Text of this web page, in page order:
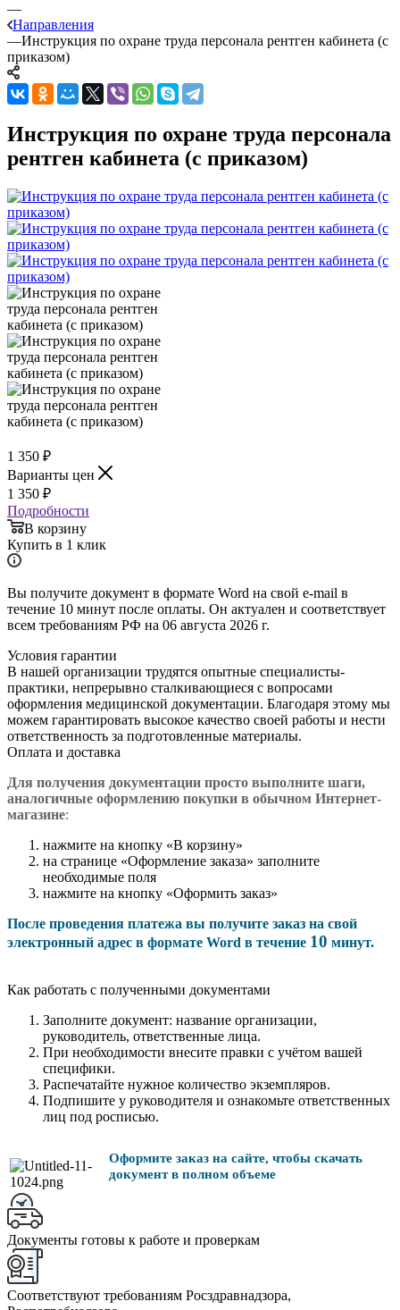
—
Направления
—Инструкция по охране труда персонала рентген кабинета (с
приказом)
Инструкция по охране труда персонала
рентген кабинета (с приказом)
1 350 ₽
Варианты цен
1 350 ₽
Подробности
В корзину
Купить в 1 клик
Вы получите документ в формате Word на свой e-mail в
течение 10 минут после оплаты. Он актуален и соответствует
всем требованиям РФ на 06 августа 2026 г.
Условия гарантии
В нашей организации трудятся опытные специалисты-
практики, непрерывно сталкивающиеся с вопросами
оформления медицинской документации. Благодаря этому мы
можем гарантировать высокое качество своей работы и нести
ответственность за подготовленные материалы.
Оплата и доставка
Для получения документации просто выполните шаги,
аналогичные оформлению покупки в обычном Интернет-
магазине:
нажмите на кнопку «В корзину»
на странице «Оформление заказа» заполните
необходимые поля
нажмите на кнопку «Оформить заказ»
После проведения платежа вы получите заказ на свой
электронный адрес в формате Word в течение 10 минут.
Как работать с полученными документами
Заполните документ: название организации,
руководитель, ответственные лица.
При необходимости внесите правки с учётом вашей
специфики.
Распечатайте нужное количество экземпляров.
Подпишите у руководителя и ознакомьте ответственных
лиц под росписью.
Оформите заказ на сайте, чтобы скачать
документ в полном объеме
Документы готовы к работе и проверкам
Соответствуют требованиям Росздравнадзора,